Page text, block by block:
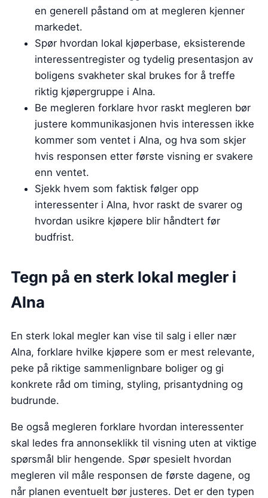
en generell påstand om at megleren kjenner
markedet.
Spør hvordan lokal kjøperbase, eksisterende
interessentregister og tydelig presentasjon av
boligens svakheter skal brukes for å treffe
riktig kjøpergruppe i Alna.
Be megleren forklare hvor raskt megleren bør
justere kommunikasjonen hvis interessen ikke
kommer som ventet i Alna, og hva som skjer
hvis responsen etter første visning er svakere
enn ventet.
Sjekk hvem som faktisk følger opp
interessenter i Alna, hvor raskt de svarer og
hvordan usikre kjøpere blir håndtert før
budfrist.
Tegn på en sterk lokal megler i
Alna
En sterk lokal megler kan vise til salg i eller nær
Alna, forklare hvilke kjøpere som er mest relevante,
peke på riktige sammenlignbare boliger og gi
konkrete råd om timing, styling, prisantydning og
budrunde.
Be også megleren forklare hvordan interessenter
skal ledes fra annonseklikk til visning uten at viktige
spørsmål blir hengende. Spør spesielt hvordan
megleren vil måle responsen de første dagene, og
når planen eventuelt bør justeres. Det er den typen